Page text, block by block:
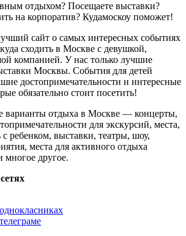
отдыхом? Посещаете выставки?
на корпоратив? Кудамоскоу поможет!
сайт о самых интересных событиях
сходить в Москве с девушкой,
компанией. У нас только лучшие
Москвы. События для детей
достопримечательности и интересные
обязательно стоит посетить!
отдыха в Москве — концерты,
для экскурсий, места,
ребенком, выставки, театры, шоу,
места для активного отдыха
многое другое.